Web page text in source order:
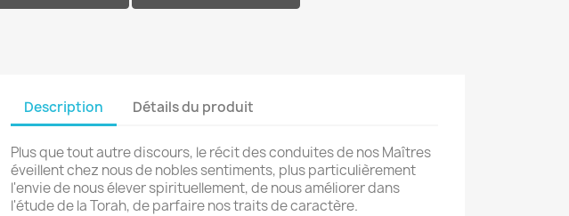
Description Détails du produit
Plus que tout autre discours, le récit des conduites de nos Maîtres
éveillent chez nous de nobles sentiments, plus particulièrement
l'envie de nous élever spirituellement, de nous améliorer dans
l'étude de la Torah, de parfaire nos traits de caractère.